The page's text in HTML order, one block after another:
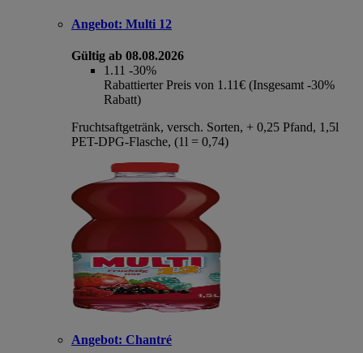
Angebot: Multi 12
Gültig ab 08.08.2026
1.11 -30%
Rabattierter Preis von 1.11€ (Insgesamt -30%
Rabatt)
Fruchtsaftgetränk, versch. Sorten, + 0,25 Pfand, 1,5l
PET-DPG-Flasche, (1l = 0,74)
Angebot: Chantré